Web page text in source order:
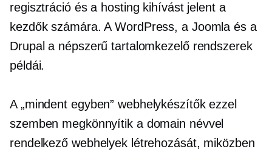
regisztráció és a hosting kihívást jelent a
kezdők számára. A WordPress, a Joomla és a
Drupal a népszerű tartalomkezelő rendszerek
példái.
A „mindent egyben” webhelykészítők ezzel
szemben megkönnyítik a domain névvel
rendelkező webhelyek létrehozását, miközben